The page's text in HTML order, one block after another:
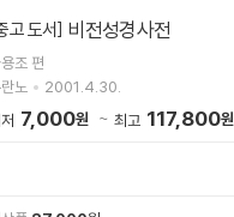
고 도서] 비전성경사전
조 편
노
2001.4.30.
7,000원 최고 117,800원